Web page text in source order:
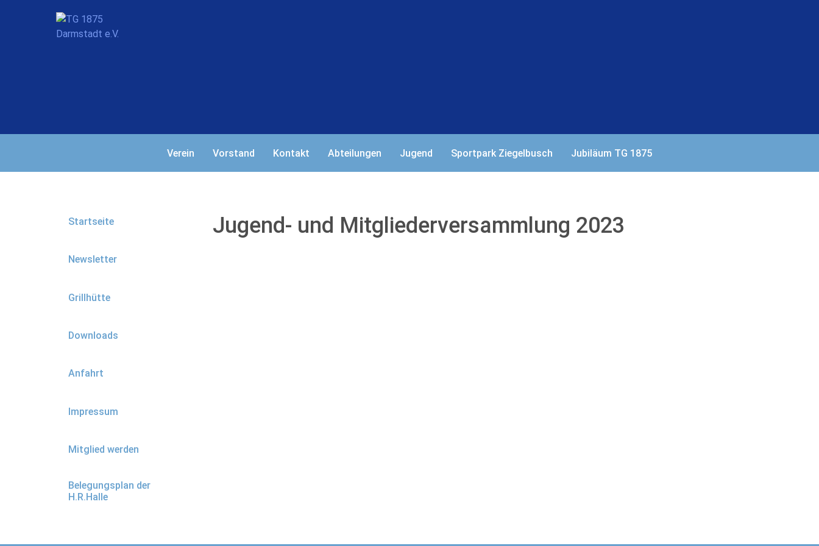
Verein Vorstand Kontakt Abteilungen Jugend Sportpark Ziegelbusch Jubiläum TG 1875
Startseite
Newsletter
Grillhütte
Downloads
Anfahrt
Impressum
Mitglied werden
Belegungsplan der
H.R.Halle
Jugend- und Mitgliederversammlung 2023